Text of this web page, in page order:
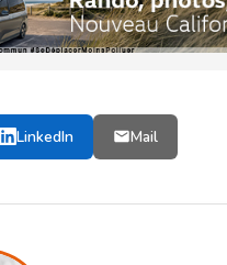
LinkedIn Mail